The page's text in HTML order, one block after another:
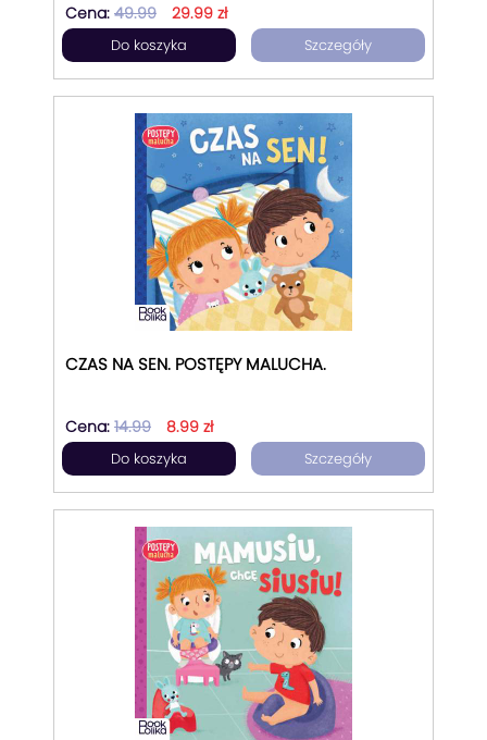
Cena: 49.99 29.99 zł
Do koszyka Szczegóły
CZAS NA SEN. POSTĘPY MALUCHA.
Cena: 14.99 8.99 zł
Do koszyka Szczegóły